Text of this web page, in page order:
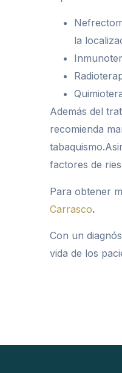
la
Además del
recomienda
factores de
Para obtener
Carrasco.
Con un
vida de los